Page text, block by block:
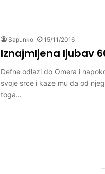
Sapunko 15/11/2016
Iznajmljena ljubav
Defne odlazi do Omera i
svoje srce i kaze mu da od
toga…